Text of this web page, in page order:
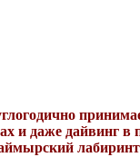
и даже дайвинг